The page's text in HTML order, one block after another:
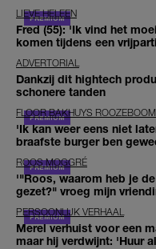
LIEVE HELEEN
Fred (55): 'Ik vind het
komen tijdens een
ADVERTORIAL
Dankzij dit hightech
schonere tanden
FLOOR BAKHUYS ROOZEBOOM
'Ik kan weer eens niet
braafste burger ben
ROOS MOGGRÉ
'"Roos, waarom heb je
gezet?" vroeg mijn
PERSOONLIJK VERHAAL
Merel verhuist voor een
maar hij verdwijnt: 'Huur